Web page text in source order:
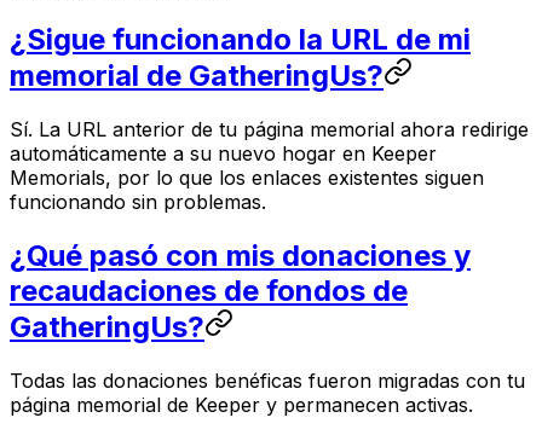
¿Sigue funcionando la URL de mi
memorial de GatheringUs?
Sí. La URL anterior de tu página memorial ahora redirige
automáticamente a su nuevo hogar en Keeper
Memorials, por lo que los enlaces existentes siguen
funcionando sin problemas.
¿Qué pasó con mis donaciones y
recaudaciones de fondos de
GatheringUs?
Todas las donaciones benéficas fueron migradas con tu
página memorial de Keeper y permanecen activas.